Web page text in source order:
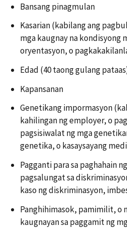
Bansang pinagmulan
Kasarian (kabilang ang
mga kaugnay na kondisyong
oryentasyon, o
Edad (40 taong gulang
Kapansanan
Genetikang impormasyon
kahilingan ng employer, o
pagsisiwalat ng mga
genetika, o kasaysayang
Pagganti para sa paghahain
pagsalungat sa
kaso ng diskriminasyon,
Panghihimasok, pamimilit, o
kaugnayan sa paggamit ng